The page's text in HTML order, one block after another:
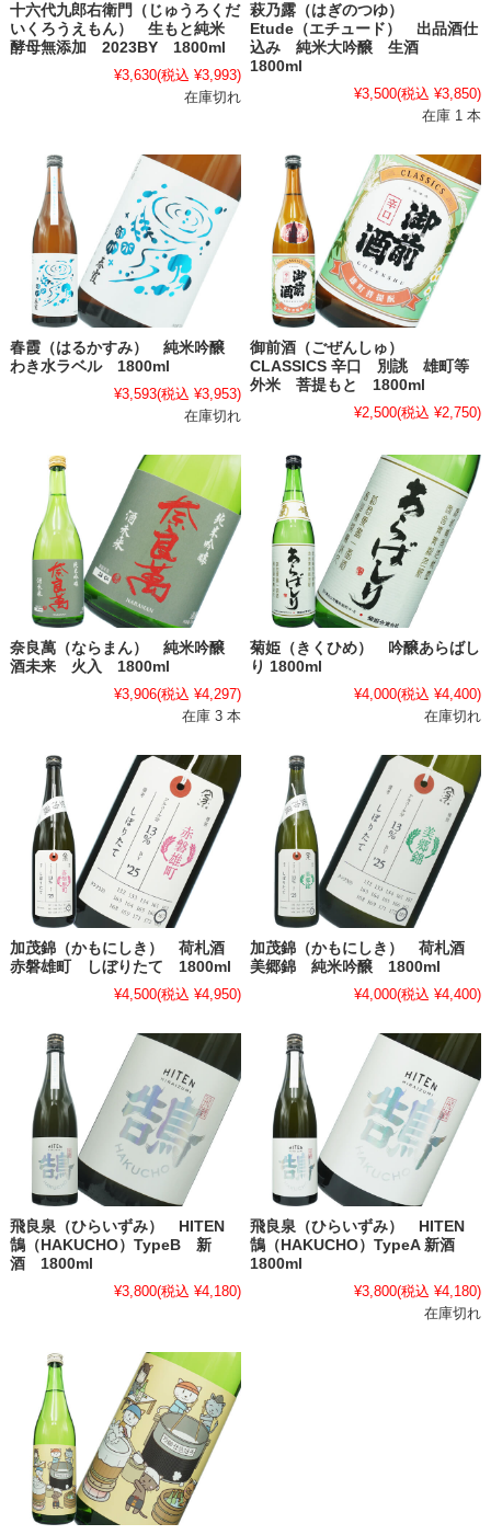
十六代九郎右衛門（じゅうろくだ
いくろうえもん） 生もと純米
酵母無添加 2023BY 1800ml
¥3,630(税込 ¥3,993)
在庫切れ
萩乃露（はぎのつゆ）
Etude（エチュード） 出品酒仕
込み 純米大吟醸 生酒
1800ml
¥3,500(税込 ¥3,850)
在庫 1 本
春霞（はるかすみ） 純米吟醸
わき水ラベル 1800ml
¥3,593(税込 ¥3,953)
在庫切れ
御前酒（ごぜんしゅ）
CLASSICS 辛口 別誂 雄町等
外米 菩提もと 1800ml
¥2,500(税込 ¥2,750)
奈良萬（ならまん） 純米吟醸
酒未来 火入 1800ml
¥3,906(税込 ¥4,297)
在庫 3 本
菊姫（きくひめ） 吟醸あらばし
り 1800ml
¥4,000(税込 ¥4,400)
在庫切れ
加茂錦（かもにしき） 荷札酒
赤磐雄町 しぼりたて 1800ml
¥4,500(税込 ¥4,950)
加茂錦（かもにしき） 荷札酒
美郷錦 純米吟醸 1800ml
¥4,000(税込 ¥4,400)
飛良泉（ひらいずみ） HITEN
鵠（HAKUCHO）TypeB 新
酒 1800ml
¥3,800(税込 ¥4,180)
飛良泉（ひらいずみ） HITEN
鵠（HAKUCHO）TypeA 新酒
1800ml
¥3,800(税込 ¥4,180)
在庫切れ